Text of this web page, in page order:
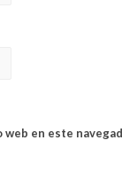
en este